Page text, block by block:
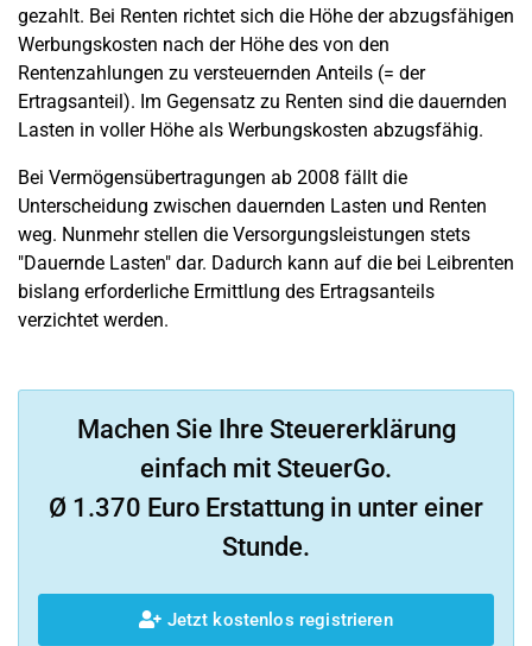
gezahlt. Bei Renten richtet sich die Höhe der abzugsfähigen
Werbungskosten nach der Höhe des von den
Rentenzahlungen zu versteuernden Anteils (= der
Ertragsanteil). Im Gegensatz zu Renten sind die dauernden
Lasten in voller Höhe als Werbungskosten abzugsfähig.
Bei Vermögensübertragungen ab 2008 fällt die
Unterscheidung zwischen dauernden Lasten und Renten
weg. Nunmehr stellen die Versorgungsleistungen stets
"Dauernde Lasten" dar. Dadurch kann auf die bei Leibrenten
bislang erforderliche Ermittlung des Ertragsanteils
verzichtet werden.
Machen Sie Ihre Steuererklärung
einfach mit SteuerGo.
Ø 1.370 Euro Erstattung in unter einer
Stunde.
Jetzt kostenlos registrieren